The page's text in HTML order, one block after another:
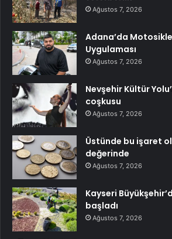
Ağustos 7, 2026
Adana’da
Uygulaması
Ağustos 7, 2026
Nevşehir Kültür
coşkusu
Ağustos 7, 2026
Üstünde bu işaret
değerinde
Ağustos 7, 2026
Kayseri
başladı
Ağustos 7, 2026